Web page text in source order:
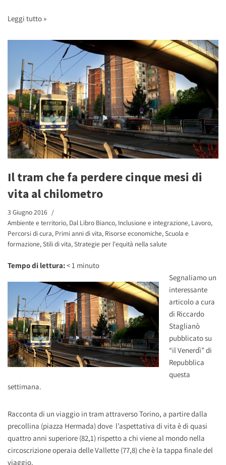
Leggi tutto »
Il tram che fa perdere cinque mesi di
vita al chilometro
3 Giugno 2016
Ambiente e territorio, Dal Libro Bianco, Inclusione e integrazione, Lavoro,
Percorsi di cura, Primi anni di vita, Risorse economiche,Scuola e
formazione,Stili di vita,Strategie per l'equità nella salute
Tempo di lettura:< 1 minuto
Segnaliamo un
interessante
articolo a cura
di Riccardo
Staglianò
pubblicato su
“il Venerdì” di
Repubblica
questa
settimana.
Racconta di un viaggio in tram attraverso Torino, a partire dalla
precollina (piazza Hermada) dove l’aspettativa di vita è di quasi
quattro anni superiore (82,1) rispetto a chi viene al mondo nella
circoscrizione operaia delle Vallette (77,8) che è la tappa finale del
viaggio.